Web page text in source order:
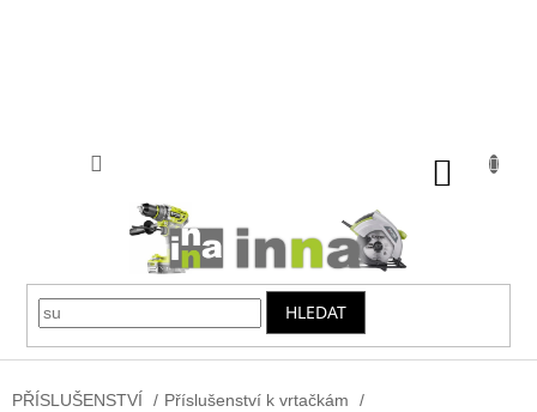
HLEDAT
PŘÍSLUŠENSTVÍ / Příslušenství k vrtačkám
/